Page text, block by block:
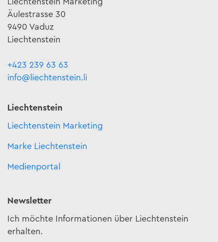
Äulestrasse 30
9490 Vaduz
Liechtenstein
+423 239 63 63
info@liechtenstein.li
Liechtenstein
Liechtenstein Marketing
Marke Liechtenstein
Medienportal
Newsletter
Ich möchte Informationen über Liechtenstein
erhalten.